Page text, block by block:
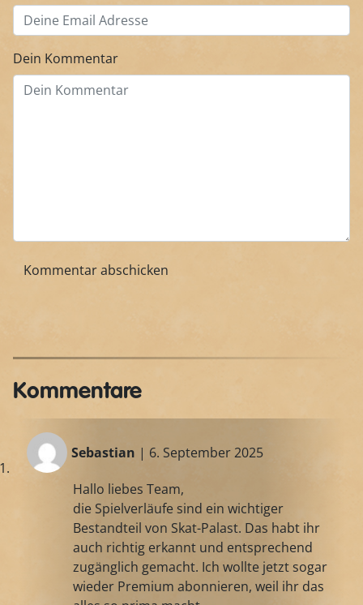
Dein Kommentar
Kommentare
Sebastian | 6. September 2025
Hallo liebes Team,
die Spielverläufe sind ein wichtiger
Bestandteil von Skat-Palast. Das habt ihr
auch richtig erkannt und entsprechend
zugänglich gemacht. Ich wollte jetzt sogar
wieder Premium abonnieren, weil ihr das